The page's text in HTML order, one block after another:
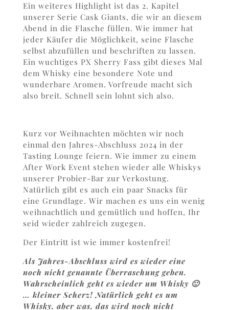
Ein weiteres Highlight ist das 2. Kapitel
unserer Serie Cask Giants, die wir an diesem
Abend in die Flasche füllen. Wie immer hat
jeder Käufer die Möglichkeit, seine Flasche
selbst abzufüllen und beschriften zu lassen.
Ein wuchtiges PX Sherry Fass gibt dieses Mal
dem Whisky eine besondere Note und
wunderbare Aromen. Vorfreude macht sich
also breit. Schnell sein lohnt sich also.
Kurz vor Weihnachten möchten wir noch
einmal den Jahres-Abschluss 2024 in der
Tasting Lounge feiern. Wie immer zu einem
After Work Event stehen wieder alle Whiskys
unserer Probier-Bar zur Verkostung.
Natürlich gibt es auch ein paar Snacks für
eine Grundlage. Wir machen es uns ein wenig
weihnachtlich und gemütlich und hoffen, Ihr
seid wieder zahlreich zugegen.
Der Eintritt ist wie immer kostenfrei!
Als Jahres-Abschluss wird es wieder eine
noch nicht genannte Überraschung geben.
Wahrscheinlich geht es wieder um Whisky 🙂
… kleiner Scherz! Natürlich geht es um
Whisky, aber was, das wird noch nicht